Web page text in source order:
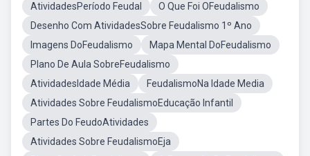
AtividadesPeríodo Feudal
O Que Foi OFeudalismo
Desenho Com AtividadesSobre Feudalismo 1º Ano
Imagens DoFeudalismo
Mapa Mental DoFeudalismo
Plano De Aula SobreFeudalismo
AtividadesIdade Média
FeudalismoNa Idade Media
Atividades Sobre FeudalismoEducação Infantil
Partes Do FeudoAtividades
Atividades Sobre FeudalismoEja